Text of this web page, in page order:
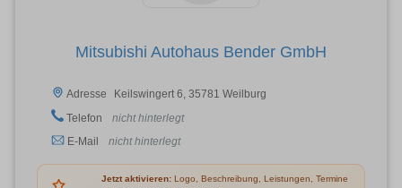
Mitsubishi Autohaus Bender GmbH
Adresse
Keilswingert 6, 35781 Weilburg
Telefon
nicht hinterlegt
E-Mail
nicht hinterlegt
Jetzt aktivieren: Logo, Beschreibung, Leistungen, Termine